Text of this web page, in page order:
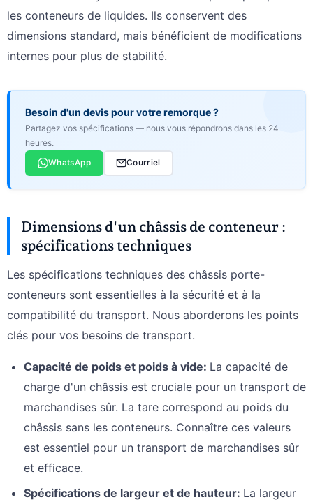
les conteneurs de liquides. Ils conservent des
dimensions standard, mais bénéficient de modifications
internes pour plus de stabilité.
Besoin d'un devis pour votre remorque ?
Partagez vos spécifications — nous vous répondrons dans les 24
heures.
WhatsApp
Courriel
Dimensions d'un châssis de conteneur :
spécifications techniques
Les spécifications techniques des châssis porte-
conteneurs sont essentielles à la sécurité et à la
compatibilité du transport. Nous aborderons les points
clés pour vos besoins de transport.
Capacité de poids et poids à vide: La capacité de
charge d'un châssis est cruciale pour un transport de
marchandises sûr. La tare correspond au poids du
châssis sans les conteneurs. Connaître ces valeurs
est essentiel pour un transport de marchandises sûr
et efficace.
Spécifications de largeur et de hauteur: La largeur